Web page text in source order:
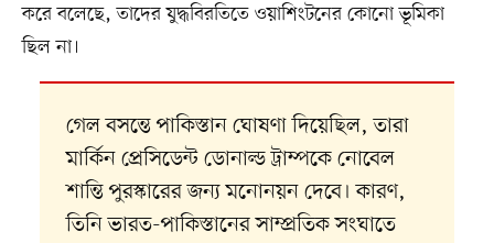
করে বলেছে, তাদের যুদ্ধবিরতিতে ওয়াশিংটনের কোনো ভূমিকা
ছিল না।
গেল বসন্তে পাকিস্তান ঘোষণা দিয়েছিল, তারা
মার্কিন প্রেসিডেন্ট ডোনাল্ড ট্রাম্পকে নোবেল
শান্তি পুরস্কারের জন্য মনোনয়ন দেবে। কারণ,
তিনি ভারত-পাকিস্তানের সাম্প্রতিক সংঘাতে